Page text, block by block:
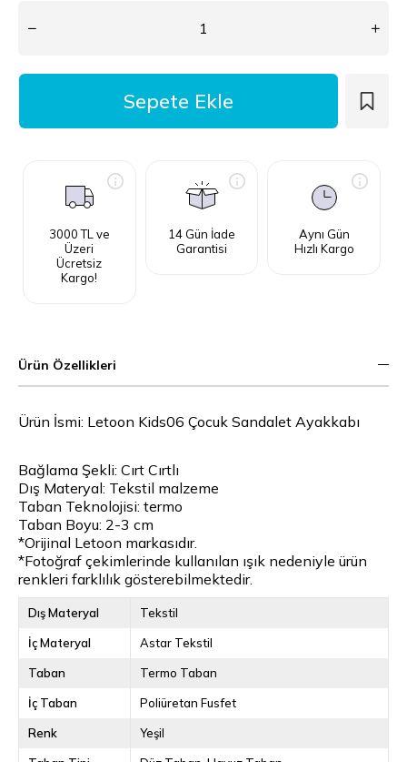
3000 TL ve
Üzeri
Ücretsiz
Kargo!
14 Gün İade
Garantisi
Aynı Gün
Hızlı Kargo
Ürün Özellikleri
Ürün İsmi: Letoon Kids06 Çocuk Sandalet Ayakkabı
Bağlama Şekli: Cırt Cırtlı
Dış Materyal: Tekstil malzeme
Taban Teknolojisi: termo
Taban Boyu: 2-3 cm
*Orijinal Letoon markasıdır.
*Fotoğraf çekimlerinde kullanılan ışık nedeniyle ürün
renkleri farklılık gösterebilmektedir.
Dış Materyal Tekstil
İç Materyal Astar Tekstil
Taban Termo Taban
İç Taban Poliüretan Fusfet
Renk Yeşil